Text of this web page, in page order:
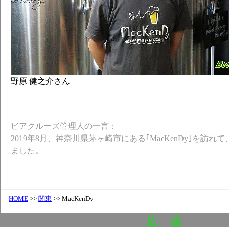
野原 健之介さん
ビアクルーズ管理人の一言：
2019年8月、神奈川県茅ヶ崎市にある｢MacKenDy｣を訪れ
ました。
HOME >> 関東 >> MacKenDy